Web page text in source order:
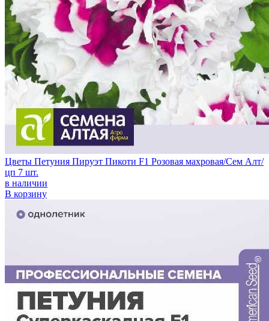
Цветы Петуния Пируэт Пикоти F1 Розовая махровая/Сем Алт/
цп 7 шт.
в наличии
В корзину